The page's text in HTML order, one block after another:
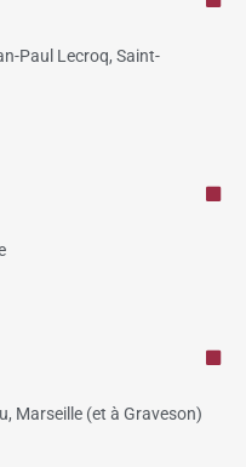
Paul Lecroq, Saint-
Marseille (et à Graveson)